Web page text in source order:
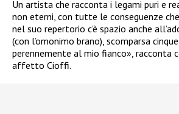
Un artista che racconta i legami puri e
non eterni, con tutte le conseguenze
nel suo repertorio c’è spazio anche
(con l’omonimo brano), scomparsa
perennemente al mio fianco», racconta
affetto Cioffi.